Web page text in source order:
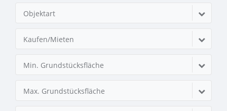
Objektart
Kaufen/Mieten
Min. Grundstücksfläche
Max. Grundstücksfläche